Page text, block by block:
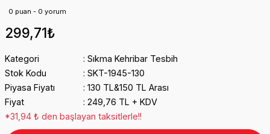
0 puan - 0 yorum
299,71₺
Kategori
Sıkma Kehribar Tesbih
Stok Kodu
SKT-1945-130
Piyasa Fiyatı
130 TL&150 TL Arası
Fiyat
249,76 TL + KDV
*31,94 ₺ den başlayan taksitlerle!!